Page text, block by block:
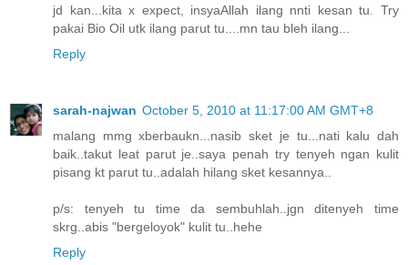
jd kan...kita x expect, insyaAllah ilang nnti kesan tu. Try
pakai Bio Oil utk ilang parut tu....mn tau bleh ilang...
Reply
sarah-najwan October 5, 2010 at 11:17:00 AM GMT+8
malang mmg xberbaukn...nasib sket je tu...nati kalu dah
baik..takut leat parut je..saya penah try tenyeh ngan kulit
pisang kt parut tu..adalah hilang sket kesannya..
p/s: tenyeh tu time da sembuhlah..jgn ditenyeh time
skrg..abis "bergeloyok" kulit tu..hehe
Reply